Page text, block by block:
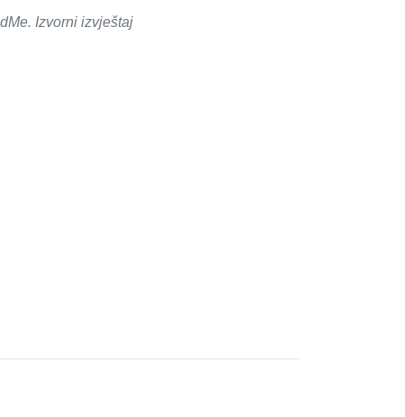
Izvorni izvještaj